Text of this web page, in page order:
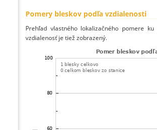
Pomery bleskov podľa vzdialenosti
Prehľad vlastného lokalizačného pomere
vzdialenosť je tiež zobrazený.